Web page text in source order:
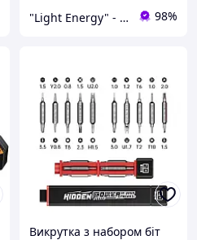
"Light Energy" - интернет-магазин 98%
Викрутка з набором біт